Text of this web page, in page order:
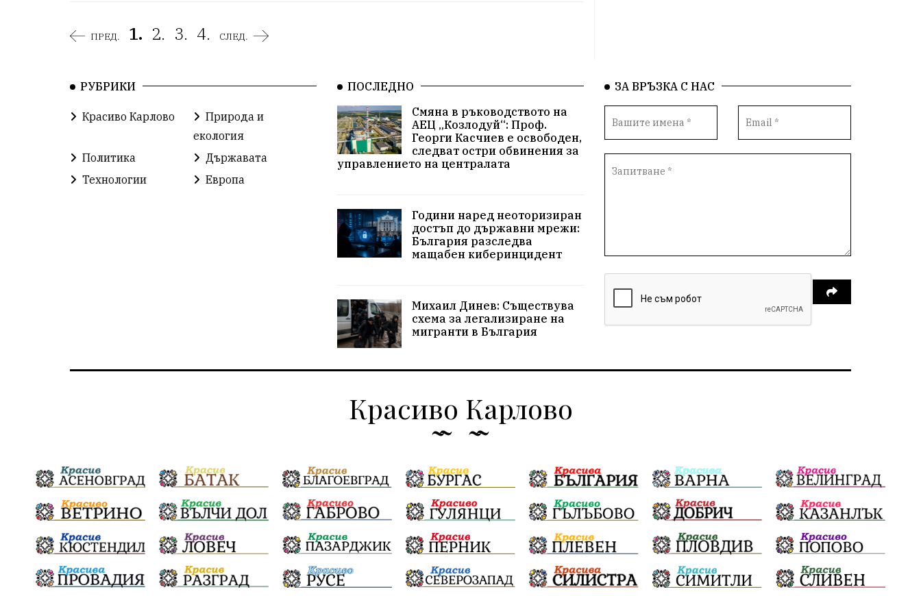
ПРЕД. 1. 2. 3. 4. СЛЕД.
партия Величие храна доказателства
дрон
отговорност традиции проблеми
пасища
престъпления васил левски
РУБРИКИ
Красиво Карлово
Природа и
екология
Политика
Държавата
Технологии
Европа
ПОСЛЕДНО
Смяна в ръководството на
АЕЦ „Козлодуй“: Проф.
Георги Касчиев е освободен,
следват остри обвинения за
управлението на централата
Години наред неоторизиран
достъп до държавни мрежи:
България разследва
мащабен киберинцидент
Михаил Динев: Съществува
схема за легализиране на
мигранти в България
ЗА ВРЪЗКА С НАС
Красиво Карлово